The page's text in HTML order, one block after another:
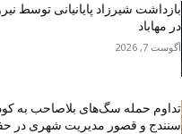
بازداشت شیرزاد پایانیانی توسط
در مهاباد
آگوست 7, 2026
تداوم حمله سگ‌های بلاصاحب به
سنندج و قصور مدیریت شهری در